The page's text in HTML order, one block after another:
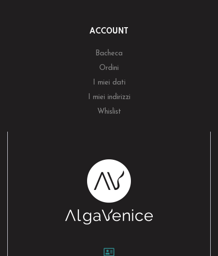
ACCOUNT
Bacheca
Ordini
I miei dati
I miei indirizzi
Whislist